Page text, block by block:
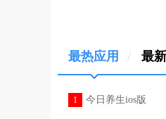
最热应用 / 最
1 今日养生ios版